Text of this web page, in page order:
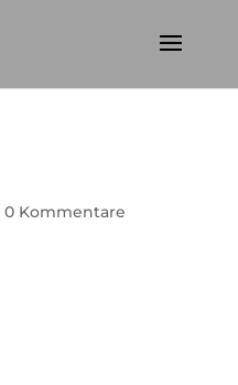
0 Kommentare